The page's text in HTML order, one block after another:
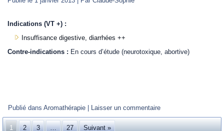
Indications (VT +) :
Insuffisance digestive, diarrhées ++
Contre-indications : En cours d’étude (neurotoxique, abortive)
Publié dans Aromathérapie | Laisser un commentaire
1 2 3 … 27 Suivant »